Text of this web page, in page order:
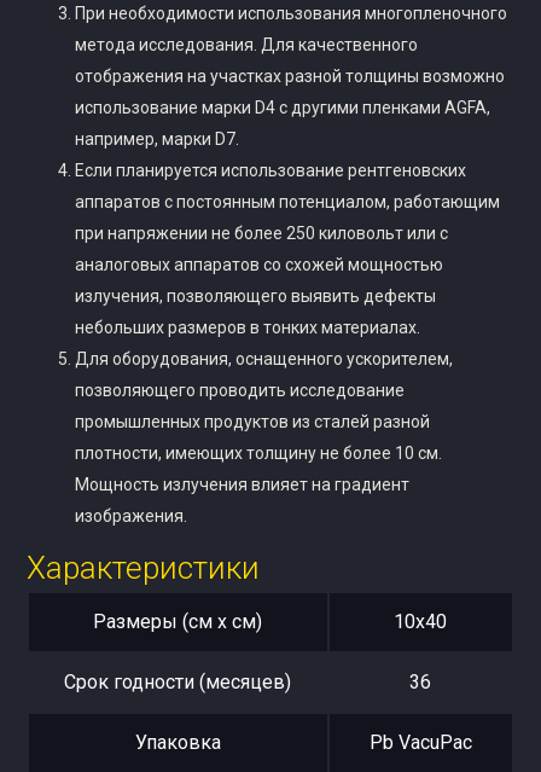
При необходимости использования многопленочного
метода исследования. Для качественного
отображения на участках разной толщины возможно
использование марки D4 с другими пленками AGFA,
например, марки D7.
Если планируется использование рентгеновских
аппаратов с постоянным потенциалом, работающим
при напряжении не более 250 киловольт или с
аналоговых аппаратов со схожей мощностью
излучения, позволяющего выявить дефекты
небольших размеров в тонких материалах.
Для оборудования, оснащенного ускорителем,
позволяющего проводить исследование
промышленных продуктов из сталей разной
плотности, имеющих толщину не более 10 см.
Мощность излучения влияет на градиент
изображения.
Характеристики
Размеры (см x см) 10х40
Срок годности (месяцев) 36
Упаковка Pb VacuPac